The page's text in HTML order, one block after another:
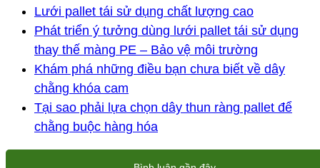
Lưới pallet tái sử dụng chất lượng cao
Phát triển ý tưởng dùng lưới pallet tái sử dụng
thay thế màng PE – Bảo vệ môi trường
Khám phá những điều bạn chưa biết về dây
chằng khóa cam
Tại sao phải lựa chọn dây thun ràng pallet để
chằng buộc hàng hóa